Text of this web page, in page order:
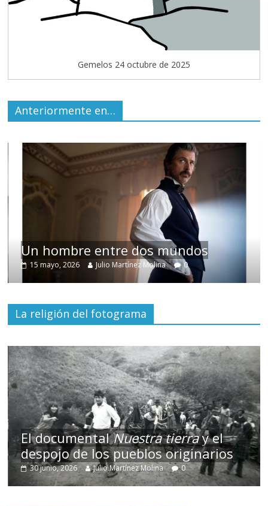
Gemelos 24 octubre de 2025
Anteriormente en…
Un hombre entre dos mundos
15 mayo, 2026 Julio Martínez Molina 0
La religión del fotograma
El documentalNuestra tierray el
despojo de los pueblos originarios
30 junio, 2026 Julio Martínez Molina 0